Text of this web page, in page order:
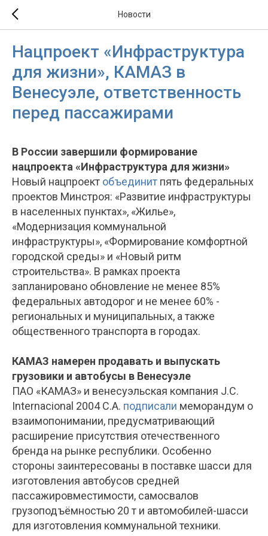
Новости
Нацпроект «Инфраструктура
для жизни», КАМАЗ в
Венесуэле, ответственность
перед пассажирами
В России завершили формирование
нацпроекта «Инфраструктура для жизни»
Новый нацпроект объединит пять федеральных
проектов Минстроя: «Развитие инфраструктуры
в населенных пунктах», «Жилье»,
«Модернизация коммунальной
инфраструктуры», «Формирование комфортной
городской среды» и «Новый ритм
строительства». В рамках проекта
запланировано обновление не менее 85%
федеральных автодорог и не менее 60% -
региональных и муниципальных, а также
общественного транспорта в городах.
КАМАЗ намерен продавать и выпускать
грузовики и автобусы в Венесуэле
ПАО «КАМАЗ» и венесуэльская компания J.C.
Internacional 2004 C.A. подписали меморандум о
взаимопонимании, предусматривающий
расширение присутствия отечественного
бренда на рынке республики. Особенно
стороны заинтересованы в поставке шасси для
изготовления автобусов средней
пассажировместимости, самосвалов
грузоподъёмностью 20 т и автомобилей-шасси
для изготовления коммунальной техники.